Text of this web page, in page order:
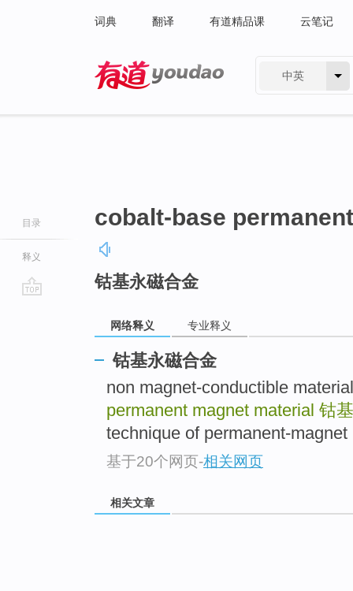
词典 翻译 有道精品课 云笔记
中英
目录
释义
cobalt-base
钴基永磁合金
网络释义 专业释义
钴基永磁合金
non magnet-conductible
permanent magnet material 钴
technique of permanent-
基于20个网页-相关网页
相关文章